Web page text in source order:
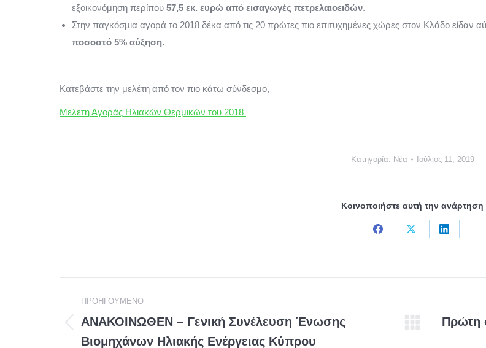
εξοικονόμηση περίπου 57,5 εκ. ευρώ από εισαγωγές πετρελαιοειδών.
Στην παγκόσμια αγορά το 2018 δέκα από τις 20 πρώτες πιο επιτυχημένες χώρες στον Κλάδο είδαν
ποσοστό 5% αύξηση.
Κατεβάστε την μελέτη από τον πιο κάτω σύνδεσμο,
Μελέτη Αγοράς Ηλιακών Θερμικών του 2018
Κατηγορία: Νέα Ιούλιος 11, 2019
Κοινοποιήστε αυτή την ανάρτηση
Share
Share
Share
navigation
ΠΡΟΗΓΟΥΜΕΝΟ
ΑΝΑΚΟΙΝΩΘΕΝ – Γενική Συνέλευση Ένωσης
Βιομηχάνων Ηλιακής Ενέργειας Κύπρου
Eπόμενη
Πρώτη